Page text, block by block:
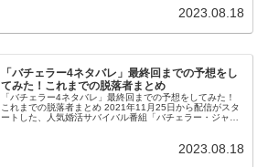
2023.08.18
「バチェラー4ネタバレ」最終回までの予想をし
てみた！これまでの脱落者まとめ
「バチェラー4ネタバレ」最終回までの予想をしてみた！
これまでの脱落者まとめ 2021年11月25日から配信がスタ
ートした、人気婚活サバイバル番組「バチェラー・ジャパ
2023.08.18